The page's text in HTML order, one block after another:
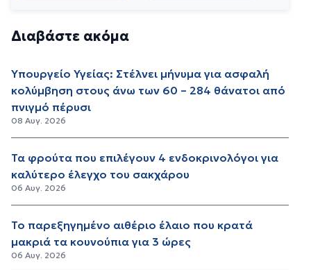
Διαβάστε ακόμα
Υπουργείο Υγείας: Στέλνει μήνυμα για ασφαλή
κολύμβηση στους άνω των 60 – 284 θάνατοι από
πνιγμό πέρυσι
08 Αυγ. 2026
Τα φρούτα που επιλέγουν 4 ενδοκρινολόγοι για
καλύτερο έλεγχο του σακχάρου
06 Αυγ. 2026
Το παρεξηγημένο αιθέριο έλαιο που κρατά
μακριά τα κουνούπια για 3 ώρες
06 Αυγ. 2026